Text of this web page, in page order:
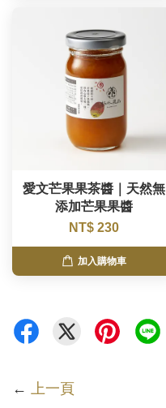
愛文芒果果茶醬｜天然無
添加芒果果醬
NT$ 230
加入購物車
← 上一頁